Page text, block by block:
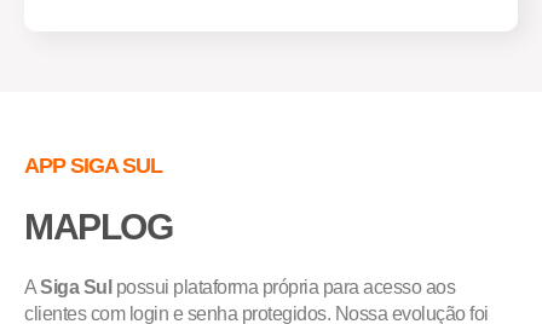
APP SIGA SUL
MAPLOG
ASiga Sul possui plataforma própria para acesso aos
clientes com login e senha protegidos. Nossa evolução foi